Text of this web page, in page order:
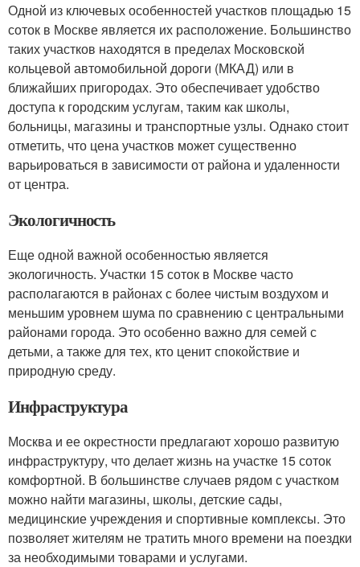
Одной из ключевых особенностей участков площадью 15
соток в Москве является их расположение. Большинство
таких участков находятся в пределах Московской
кольцевой автомобильной дороги (МКАД) или в
ближайших пригородах. Это обеспечивает удобство
доступа к городским услугам, таким как школы,
больницы, магазины и транспортные узлы. Однако стоит
отметить, что цена участков может существенно
варьироваться в зависимости от района и удаленности
от центра.
Экологичность
Еще одной важной особенностью является
экологичность. Участки 15 соток в Москве часто
располагаются в районах с более чистым воздухом и
меньшим уровнем шума по сравнению с центральными
районами города. Это особенно важно для семей с
детьми, а также для тех, кто ценит спокойствие и
природную среду.
Инфраструктура
Москва и ее окрестности предлагают хорошо развитую
инфраструктуру, что делает жизнь на участке 15 соток
комфортной. В большинстве случаев рядом с участком
можно найти магазины, школы, детские сады,
медицинские учреждения и спортивные комплексы. Это
позволяет жителям не тратить много времени на поездки
за необходимыми товарами и услугами.